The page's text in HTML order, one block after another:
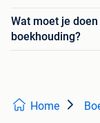
Wat moet je
boekhouding?
Home